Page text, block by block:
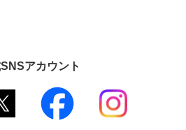
アカウント